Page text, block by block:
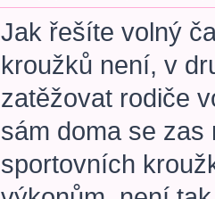
Jak řešíte volný
kroužků není, v
zatěžovat rodiče
sám doma se
sportovních